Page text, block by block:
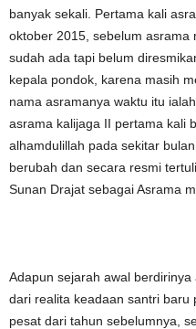
banyak sekali. Pertama kali
oktober 2015, sebelum
sudah ada tapi belum
kepala pondok, karena masih
nama asramanya waktu itu
asrama kalijaga II pertama kali
alhamdulillah pada sekitar
berubah dan secara resmi
Sunan Drajat sebagai Asrama
Adapun sejarah awal
dari realita keadaan santri
pesat dari tahun sebelumnya,